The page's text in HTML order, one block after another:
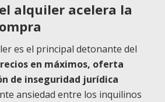
alquiler acelera la
es el principal detonante del
en máximos, oferta
de inseguridad jurídica
ansiedad entre los inquilinos